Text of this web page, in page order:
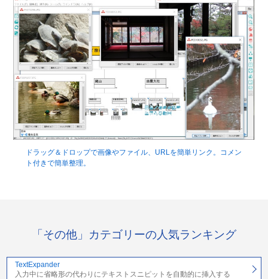
ドラッグ＆ドロップで画像やファイル、URLを簡単リンク。コメン
ト付きで簡単整理。
「その他」カテゴリーの人気ランキング
TextExpander
入力中に省略形の代わりにテキストスニピットを自動的に挿入する